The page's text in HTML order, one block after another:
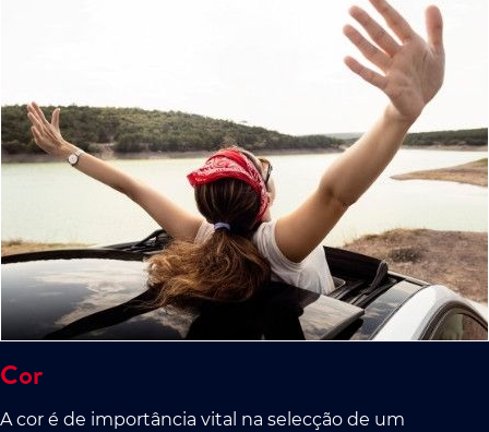
Cor
A cor é de importância vital na selecção de um